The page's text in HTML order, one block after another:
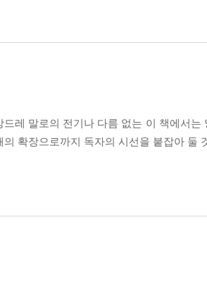
레 말로의 전기나 다름 없는 이 책에서는
확장으로까지 독자의 시선을 붙잡아 둘